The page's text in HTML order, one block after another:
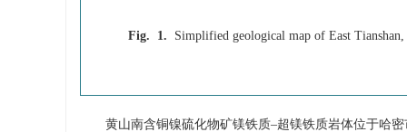
Fig. 1. Simplified geological map of East
黄山南含铜镍硫化物矿镁铁质‒超镁铁质岩体位于哈